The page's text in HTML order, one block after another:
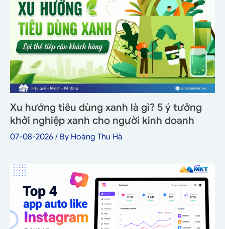
Xu hướng tiêu dùng xanh là gì? 5 ý tưởng
khởi nghiệp xanh cho người kinh doanh
07-08-2026 / By Hoàng Thu Hà